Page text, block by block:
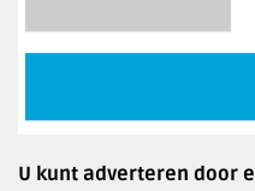
U kunt adverteren door